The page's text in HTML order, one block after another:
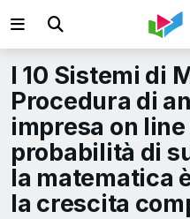
I 10 Sistemi di
Procedura di
impresa on
probabilità di
la matematica
la crescita